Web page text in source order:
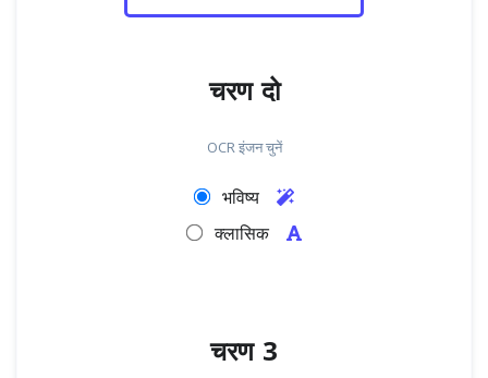
चरण दो
OCR इंजन चुनें
भविष्य
क्लासिक
चरण 3